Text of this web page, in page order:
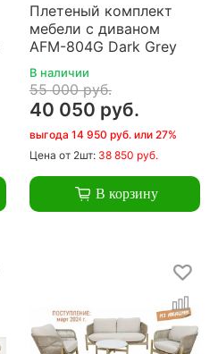
Плетеный комплект
мебели с диваном
AFM-804G Dark Grey
В наличии
55 000 руб.
40 050 руб.
выгода 14 950 руб. или 27%
Цена от 2шт: 38 850 руб.
В корзину